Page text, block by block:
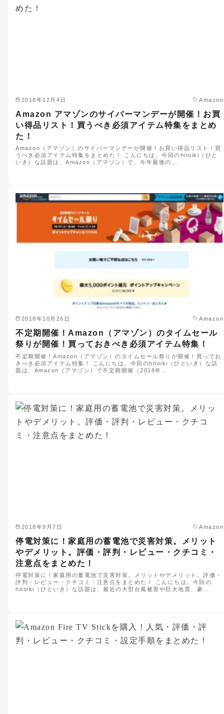
2018年12月4日 Amazon
Amazon アマゾンのサイバーマンデーが開催！お買
い得品リスト！買うべき必須アイテム特集をまとめ
た！
Amazon（アマゾン）のサイバーマンデーが開催！お買い得品リスト！買
うべき必須アイテム特集をまとめた！ こんにちは。今回のhitoiki（ひと
いき）な話題は、Amazon（アマゾン）で、今年最後の…
2018年10月26日 Amazon
不定期開催！Amazon（アマゾン）のタイムセール
祭りが開催！買っておきべき必須アイテム特集！
不定期開催！Amazon（アマゾン）のタイムセール祭りが開催！買ってお
きべき必須アイテム特集！ こんにちは。今回のhitoiki（ひといき）な話
題は、Amazon（アマゾン）で不定期開催（2018年…
2018年9月7日 Amazon
停電対策に！家庭用の蓄電池で災害対策。メリット
やデメリット。評価・評判・レビュー・クチコミ・
注意点をまとめた！
停電対策に！家庭用の蓄電池で災害対策。メリットやデメリット。評価・
評判・レビュー・クチコミ・注意点をまとめた！ こんにちは。今回の
hitoiki（ひといき）な話題は、最近の大型台風被害や巨大地震、豪…